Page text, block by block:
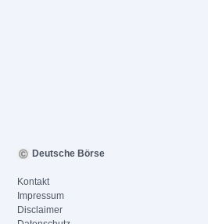
Deutsche Börse
Kontakt
Impressum
Disclaimer